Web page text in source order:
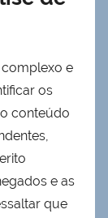
e
os
conteúdo
e as
que